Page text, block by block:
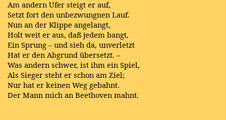
Am andern Ufer steigt er auf,
Setzt fort den unbezwungnen Lauf.
Nun an der Klippe angelangt,
Holt weit er aus, daß jedem bangt,
Ein Sprung – und sieh da, unverletzt
Hat er den Abgrund übersetzt. –
Was andern schwer, ist ihm ein Spiel,
Als Sieger steht er schon am Ziel;
Nur hat er keinen Weg gebahnt.
Der Mann mich an Beethoven mahnt.